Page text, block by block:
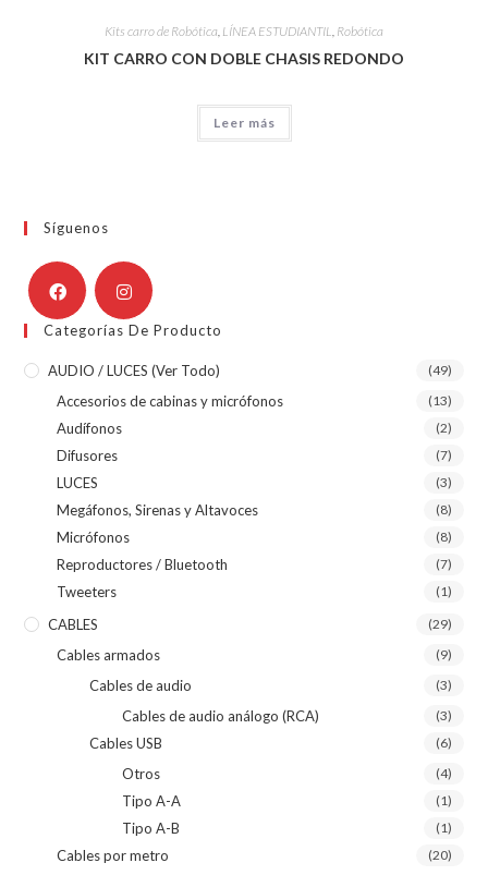
Kits carro de Robótica, LÍNEA ESTUDIANTIL, Robótica
KIT CARRO CON DOBLE CHASIS REDONDO
Leer más
Síguenos
Categorías De Producto
AUDIO / LUCES (ver Todo) (49)
Accesorios de cabinas y micrófonos (13)
Audífonos (2)
Difusores (7)
LUCES (3)
Megáfonos, Sirenas y Altavoces (8)
Micrófonos (8)
Reproductores / Bluetooth (7)
Tweeters (1)
CABLES (29)
Cables armados (9)
Cables de audio (3)
Cables de audio análogo (RCA) (3)
Cables USB (6)
Otros (4)
Tipo A-A (1)
Tipo A-B (1)
Cables por metro (20)